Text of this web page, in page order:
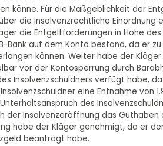
könne. Für die Maßgeblichkeit der
die insolvenzrechtliche Einordnung
die Entgeltforderungen in Höhe
Bank auf dem Konto bestand, da er
können. Weiter habe der
vor der Kontosperrung durch
Insolvenzschuldners verfügt habe,
eine Entnahme von
des
der Insolvenzeröffnung das
habe der Kläger genehmigt, da er
beantragt habe.